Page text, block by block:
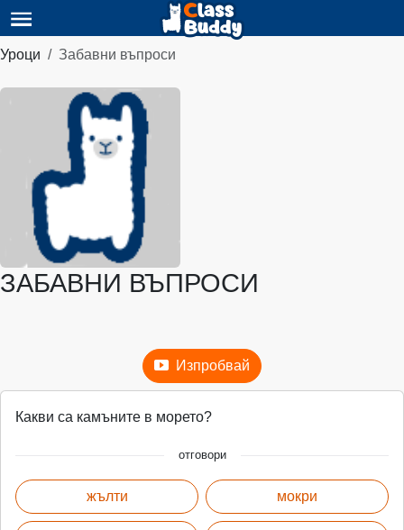
Уроци Забавни въпроси
ЗАБАВНИ ВЪПРОСИ
Изпробвай
Какви са камъните в морето?
отговори
жълти мокри